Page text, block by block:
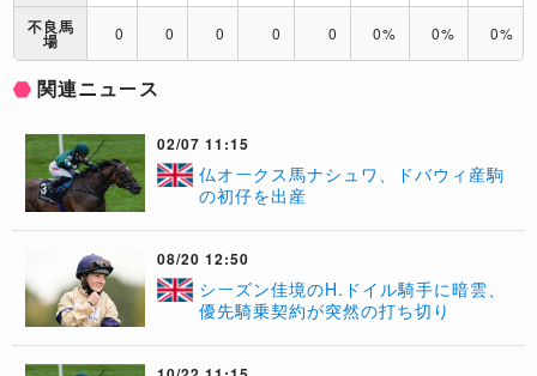
不良馬
場 0 0 0 0 0 0% 0% 0%
関連ニュース
02/07 11:15
仏オークス馬ナシュワ、ドバウィ産駒
の初仔を出産
08/20 12:50
シーズン佳境のH.ドイル騎手に暗雲、
優先騎乗契約が突然の打ち切り